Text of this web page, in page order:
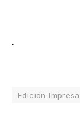
.
Edición Impresa